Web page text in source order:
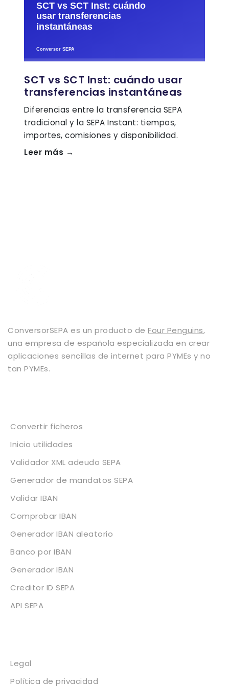
SCT vs SCT Inst: cuándo usar
transferencias instantáneas
Diferencias entre la transferencia SEPA
tradicional y la SEPA Instant: tiempos,
importes, comisiones y disponibilidad.
Leer más →
ConversorSEPA es un producto de Four Penguins,
una empresa de española especializada en crear
aplicaciones sencillas de internet para PYMEs y no
tan PYMEs.
Convertir ficheros
Inicio utilidades
Validador XML adeudo SEPA
Generador de mandatos SEPA
Validar IBAN
Comprobar IBAN
Generador IBAN aleatorio
Banco por IBAN
Generador IBAN
Creditor ID SEPA
API SEPA
Legal
Política de privacidad